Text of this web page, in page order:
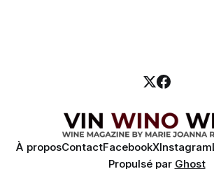
À proposContactFacebookXInstagram
Propulsé par Ghost